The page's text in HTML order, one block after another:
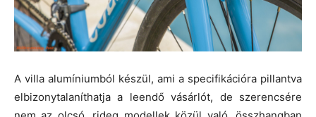
A villa alumíniumból készül, ami a specifikációra pillantva
elbizonytalaníthatja a leendő vásárlót, de szerencsére